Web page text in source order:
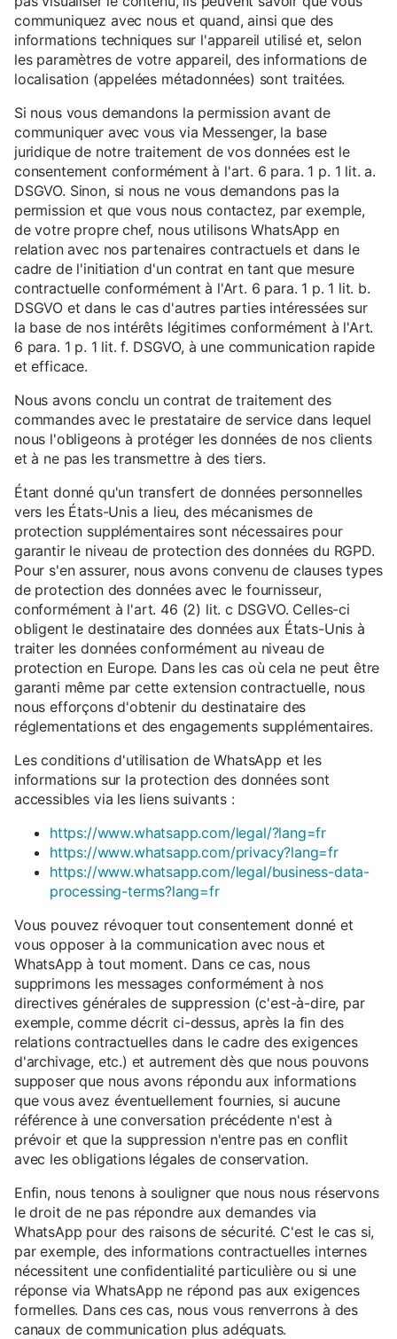
communiquez avec nous et quand, ainsi que des
informations techniques sur l'appareil utilisé et, selon
les paramètres de votre appareil, des informations de
localisation (appelées métadonnées) sont traitées.
Si nous vous demandons la permission avant de
communiquer avec vous via Messenger, la base
juridique de notre traitement de vos données est le
consentement conformément à l'art. 6 para. 1 p. 1 lit. a.
DSGVO. Sinon, si nous ne vous demandons pas la
permission et que vous nous contactez, par exemple,
de votre propre chef, nous utilisons WhatsApp en
relation avec nos partenaires contractuels et dans le
cadre de l'initiation d'un contrat en tant que mesure
contractuelle conformément à l'Art. 6 para. 1 p. 1 lit. b.
DSGVO et dans le cas d'autres parties intéressées sur
la base de nos intérêts légitimes conformément à l'Art.
6 para. 1 p. 1 lit. f. DSGVO, à une communication rapide
et efficace.
Nous avons conclu un contrat de traitement des
commandes avec le prestataire de service dans lequel
nous l'obligeons à protéger les données de nos clients
et à ne pas les transmettre à des tiers.
Étant donné qu'un transfert de données personnelles
vers les États-Unis a lieu, des mécanismes de
protection supplémentaires sont nécessaires pour
garantir le niveau de protection des données du RGPD.
Pour s'en assurer, nous avons convenu de clauses types
de protection des données avec le fournisseur,
conformément à l'art. 46 (2) lit. c DSGVO. Celles-ci
obligent le destinataire des données aux États-Unis à
traiter les données conformément au niveau de
protection en Europe. Dans les cas où cela ne peut être
garanti même par cette extension contractuelle, nous
nous efforçons d'obtenir du destinataire des
réglementations et des engagements supplémentaires.
Les conditions d'utilisation de WhatsApp et les
informations sur la protection des données sont
accessibles via les liens suivants :
https://www.whatsapp.com/legal/?lang=fr
https://www.whatsapp.com/privacy?lang=fr
https://www.whatsapp.com/legal/business-data-
processing-terms?lang=fr
Vous pouvez révoquer tout consentement donné et
vous opposer à la communication avec nous et
WhatsApp à tout moment. Dans ce cas, nous
supprimons les messages conformément à nos
directives générales de suppression (c'est-à-dire, par
exemple, comme décrit ci-dessus, après la fin des
relations contractuelles dans le cadre des exigences
d'archivage, etc.) et autrement dès que nous pouvons
supposer que nous avons répondu aux informations
que vous avez éventuellement fournies, si aucune
référence à une conversation précédente n'est à
prévoir et que la suppression n'entre pas en conflit
avec les obligations légales de conservation.
Enfin, nous tenons à souligner que nous nous réservons
le droit de ne pas répondre aux demandes via
WhatsApp pour des raisons de sécurité. C'est le cas si,
par exemple, des informations contractuelles internes
nécessitent une confidentialité particulière ou si une
réponse via WhatsApp ne répond pas aux exigences
formelles. Dans ces cas, nous vous renverrons à des
canaux de communication plus adéquats.